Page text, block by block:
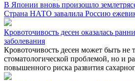
В Японии вновь произошло
Страна НАТО завалила Россию
Кровоточивость десен оказалась
заболевания
Кровоточивость десен может быть не
стоматологической проблемой, но и
повышенного риска развития